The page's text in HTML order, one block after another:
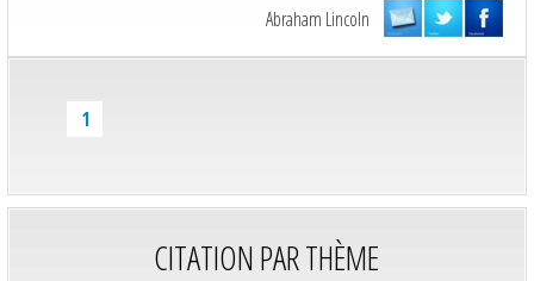
Abraham Lincoln
1
CITATION PAR THÈME